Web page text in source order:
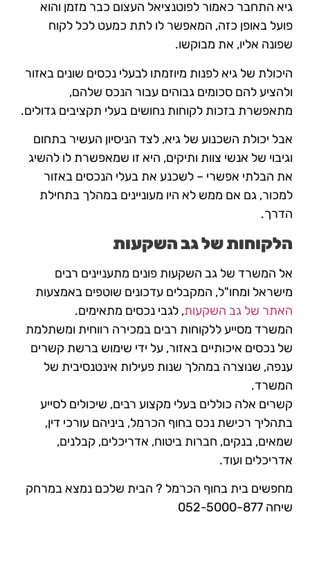
גיא התחבר כאמור לפוטנציאל העצום כבר מזמן והוא
פועל באופן כזה, המאפשר לו לתת כמעט לכל לקוח
שפונה אליו, את מבוקשו.
היכולת של גיא לפנות מיוזמתו לבעלי נכסים שונים באזור
ולהציע להם סכומים גבוהים עבור הנכס שלהם,
מתאפשרת בזכות לקוחות נחושים בעלי תקציבים גדולים.
אבל יכולת השכנוע של גיא, לצד הניסיון העשיר בתחום
וגיבוי של אנשי צוות ותיקים, היא זו שמאפשרת לו להשיג
את הבלתי אפשרי – לשכנע את בעלי הנכסים באזור
למכור, גם אם ממש לא היו מעוניינים במהלך בתחילת
הדרך.
הלקוחות של גב השקעות
אל המשרד של גב השקעות פונים מתעניינים רבים
מישראל ומחו"ל, המקבלים עדכונים שוטפים באמצעות
האתר של גב השקעות, לגבי נכסים מתאימים.
המשרד מסייע ללקוחות רבים במכירה רווחית ומשתלמת
של נכסים איכותיים באזור, על ידי שימוש ברשת קשרים
ענפה, שנוצרה במהלך שנות פעילות אינטנסיבית של
המשרד.
קשרים אלה כוללים בעלי מקצוע רבים, שיכולים לסייע
בתהליך רכישת נכס בחוף הכרמל, ביניהם עורכי דין,
שמאים, בנקים, חברות ביטוח, אדריכלים, קבלנים,
אדריכלים ועוד.
מחפשים בית בחוף הכרמל ? הבית שלכם נמצא במרחק
שיחה 052-5000-877